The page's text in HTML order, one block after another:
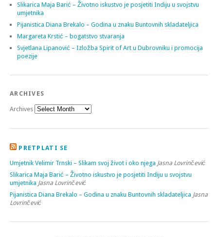
Slikarica Maja Barić – Životno iskustvo je posjetiti Indiju u svojstvu
umjetnika
Pijanistica Diana Brekalo – Godina u znaku Buntovnih skladateljica
Margareta Krstić – bogatstvo stvaranja
Svjetlana Lipanović – Izložba Spirit of Art u Dubrovniku i promocija
poezije
ARCHIVES
Archives
PRETPLATI SE
Umjetnik Velimir Trnski – Slikam svoj život i oko njega Jasna Lovrinčević
Slikarica Maja Barić – Životno iskustvo je posjetiti Indiju u svojstvu
umjetnika Jasna Lovrinčević
Pijanistica Diana Brekalo – Godina u znaku Buntovnih skladateljica Jasna
Lovrinčević